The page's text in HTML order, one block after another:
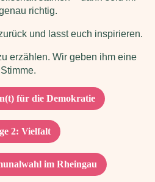
richtig.
und lasst euch inspirieren.
erzählen. Wir geben ihm eine
Stimme.
für die Demokratie
2: Vielfalt
im Rheingau